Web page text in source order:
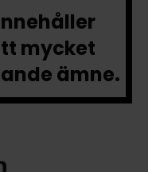
mycket
ämne.